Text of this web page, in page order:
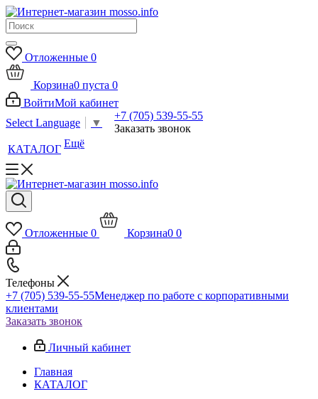
Отложенные 0
Корзина0 пуста 0
ВойтиМой кабинет
Select Language
▼
+7 (705) 539-55-55
Заказать звонок
КАТАЛОГ Ещё
Отложенные 0 Корзина0 0
Телефоны
+7 (705) 539-55-55Менеджер по работе с корпоративными
клиентами
Заказать звонок
Личный кабинет
Главная
КАТАЛОГ